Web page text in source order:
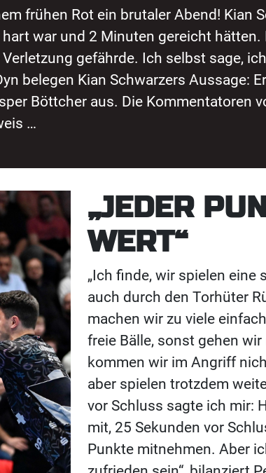
frühen Rot ein brutaler Abend! Kian
war und 2 Minuten gereicht
gefährde. Ich selbst sage,
belegen Kian Schwarzers Aussage:
Böttcher aus. Die Kommentatoren
…
„JEDER
WERT“
„Ich finde, wir spielen eine
auch durch den Torhüter
machen wir zu viele
freie Bälle, sonst gehen
kommen wir im Angriff
aber spielen trotzdem
vor Schluss sagte ich mir:
mit, 25 Sekunden vor
Punkte mitnehmen. Aber